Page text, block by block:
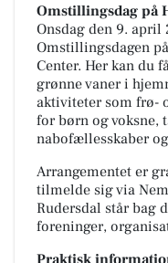
Omstillingsdag på
Onsdag den 9.
Omstillingsdagen
Center. Her kan du
grønne vaner i
aktiviteter som frø-
for børn og voksne,
nabofællesskaber
Arrangementet er
tilmelde sig via
Rudersdal står bag
foreninger,
Praktisk